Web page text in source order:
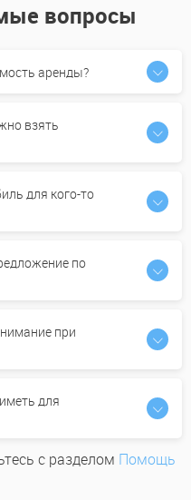
вопросы
аренды?
взять
для кого-то
по
при
для
с разделом Помощь